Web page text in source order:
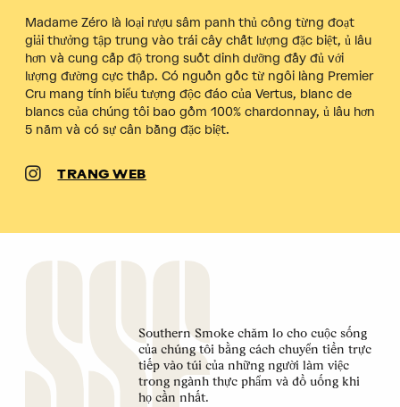
Madame Zéro là loại rượu sâm panh thủ công từng đoạt
giải thưởng tập trung vào trái cây chất lượng đặc biệt, ủ lâu
hơn và cung cấp độ trong suốt dinh dưỡng đầy đủ với
lượng đường cực thấp. Có nguồn gốc từ ngôi làng Premier
Cru mang tính biểu tượng độc đáo của Vertus, blanc de
blancs của chúng tôi bao gồm 100% chardonnay, ủ lâu hơn
5 năm và có sự cân bằng đặc biệt.
TRANG WEB
Southern Smoke chăm lo cho cuộc sống
của chúng tôi bằng cách chuyển tiền trực
tiếp vào túi của những người làm việc
trong ngành thực phẩm và đồ uống khi
họ cần nhất.